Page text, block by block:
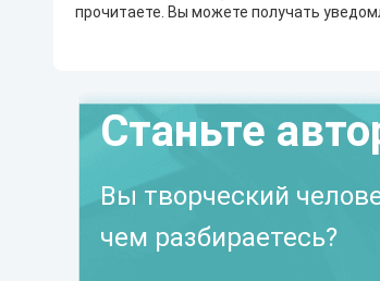
прочитаете. Вы можете получать
Станьте
Вы творческий
чем разбираетесь?